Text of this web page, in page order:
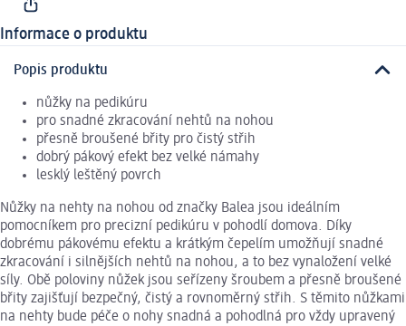
Informace o produktu
Popis produktu
nůžky na pedikúru
pro snadné zkracování nehtů na nohou
přesně broušené břity pro čistý střih
dobrý pákový efekt bez velké námahy
lesklý leštěný povrch
Nůžky na nehty na nohou od značky Balea jsou ideálním
pomocníkem pro precizní pedikúru v pohodlí domova. Díky
dobrému pákovému efektu a krátkým čepelím umožňují snadné
zkracování i silnějších nehtů na nohou, a to bez vynaložení velké
síly. Obě poloviny nůžek jsou seřízeny šroubem a přesně broušené
břity zajišťují bezpečný, čistý a rovnoměrný střih. S těmito nůžkami
na nehty bude péče o nohy snadná a pohodlná pro vždy upravený